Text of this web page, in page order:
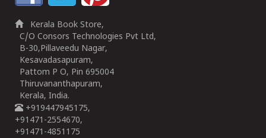
Kerala Book Store,
C/O Consors Technologies Pvt Ltd,
B-30,Pillaveedu Nagar,
Kesavadasapuram,
Pattom P O, Pin 695004
Thiruvananthapuram,
Kerala, India.
+919447945175,
+91471-2554670,
+91471-4851175